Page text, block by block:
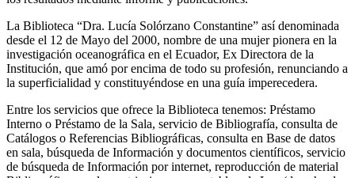
La Biblioteca “Dra. Lucía Solórzano Constantine” así denominada
desde el 12 de Mayo del 2000, nombre de una mujer pionera en la
investigación oceanográfica en el Ecuador, Ex Directora de la
Institución, que amó por encima de todo su profesión, renunciando a
la superficialidad y constituyéndose en una guía imperecedera.
Entre los servicios que ofrece la Biblioteca tenemos: Préstamo
Interno o Préstamo de la Sala, servicio de Bibliografía, consulta de
Catálogos o Referencias Bibliográficas, consulta en Base de datos
en sala, búsqueda de Información y documentos científicos, servicio
de búsqueda de Información por internet, reproducción de material